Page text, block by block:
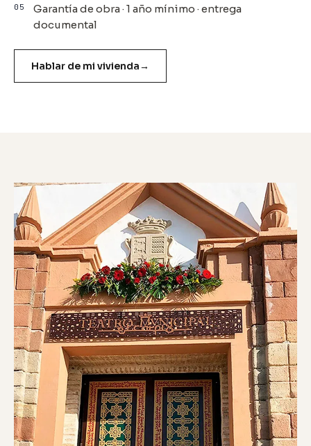
05
Garantía de obra · 1 año mínimo · entrega
documental
Hablar de mi vivienda→